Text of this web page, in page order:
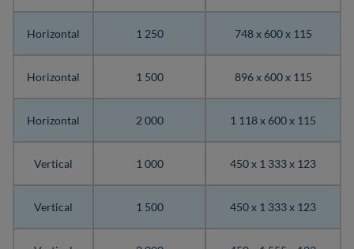
Horizontal 1 250 748 x 600 x 115
Horizontal 1 500 896 x 600 x 115
Horizontal 2 000 1 118 x 600 x 115
Vertical 1 000 450 x 1 333 x 123
Vertical 1 500 450 x 1 333 x 123